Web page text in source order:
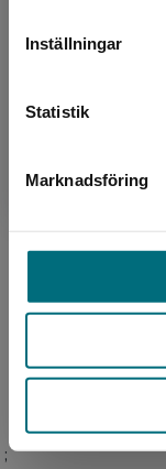
Inställningar
Statistik
Marknadsföring
Tomas
barn- och
numera i
;